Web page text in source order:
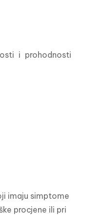
i prohodnosti
imaju simptome
procjene ili pri